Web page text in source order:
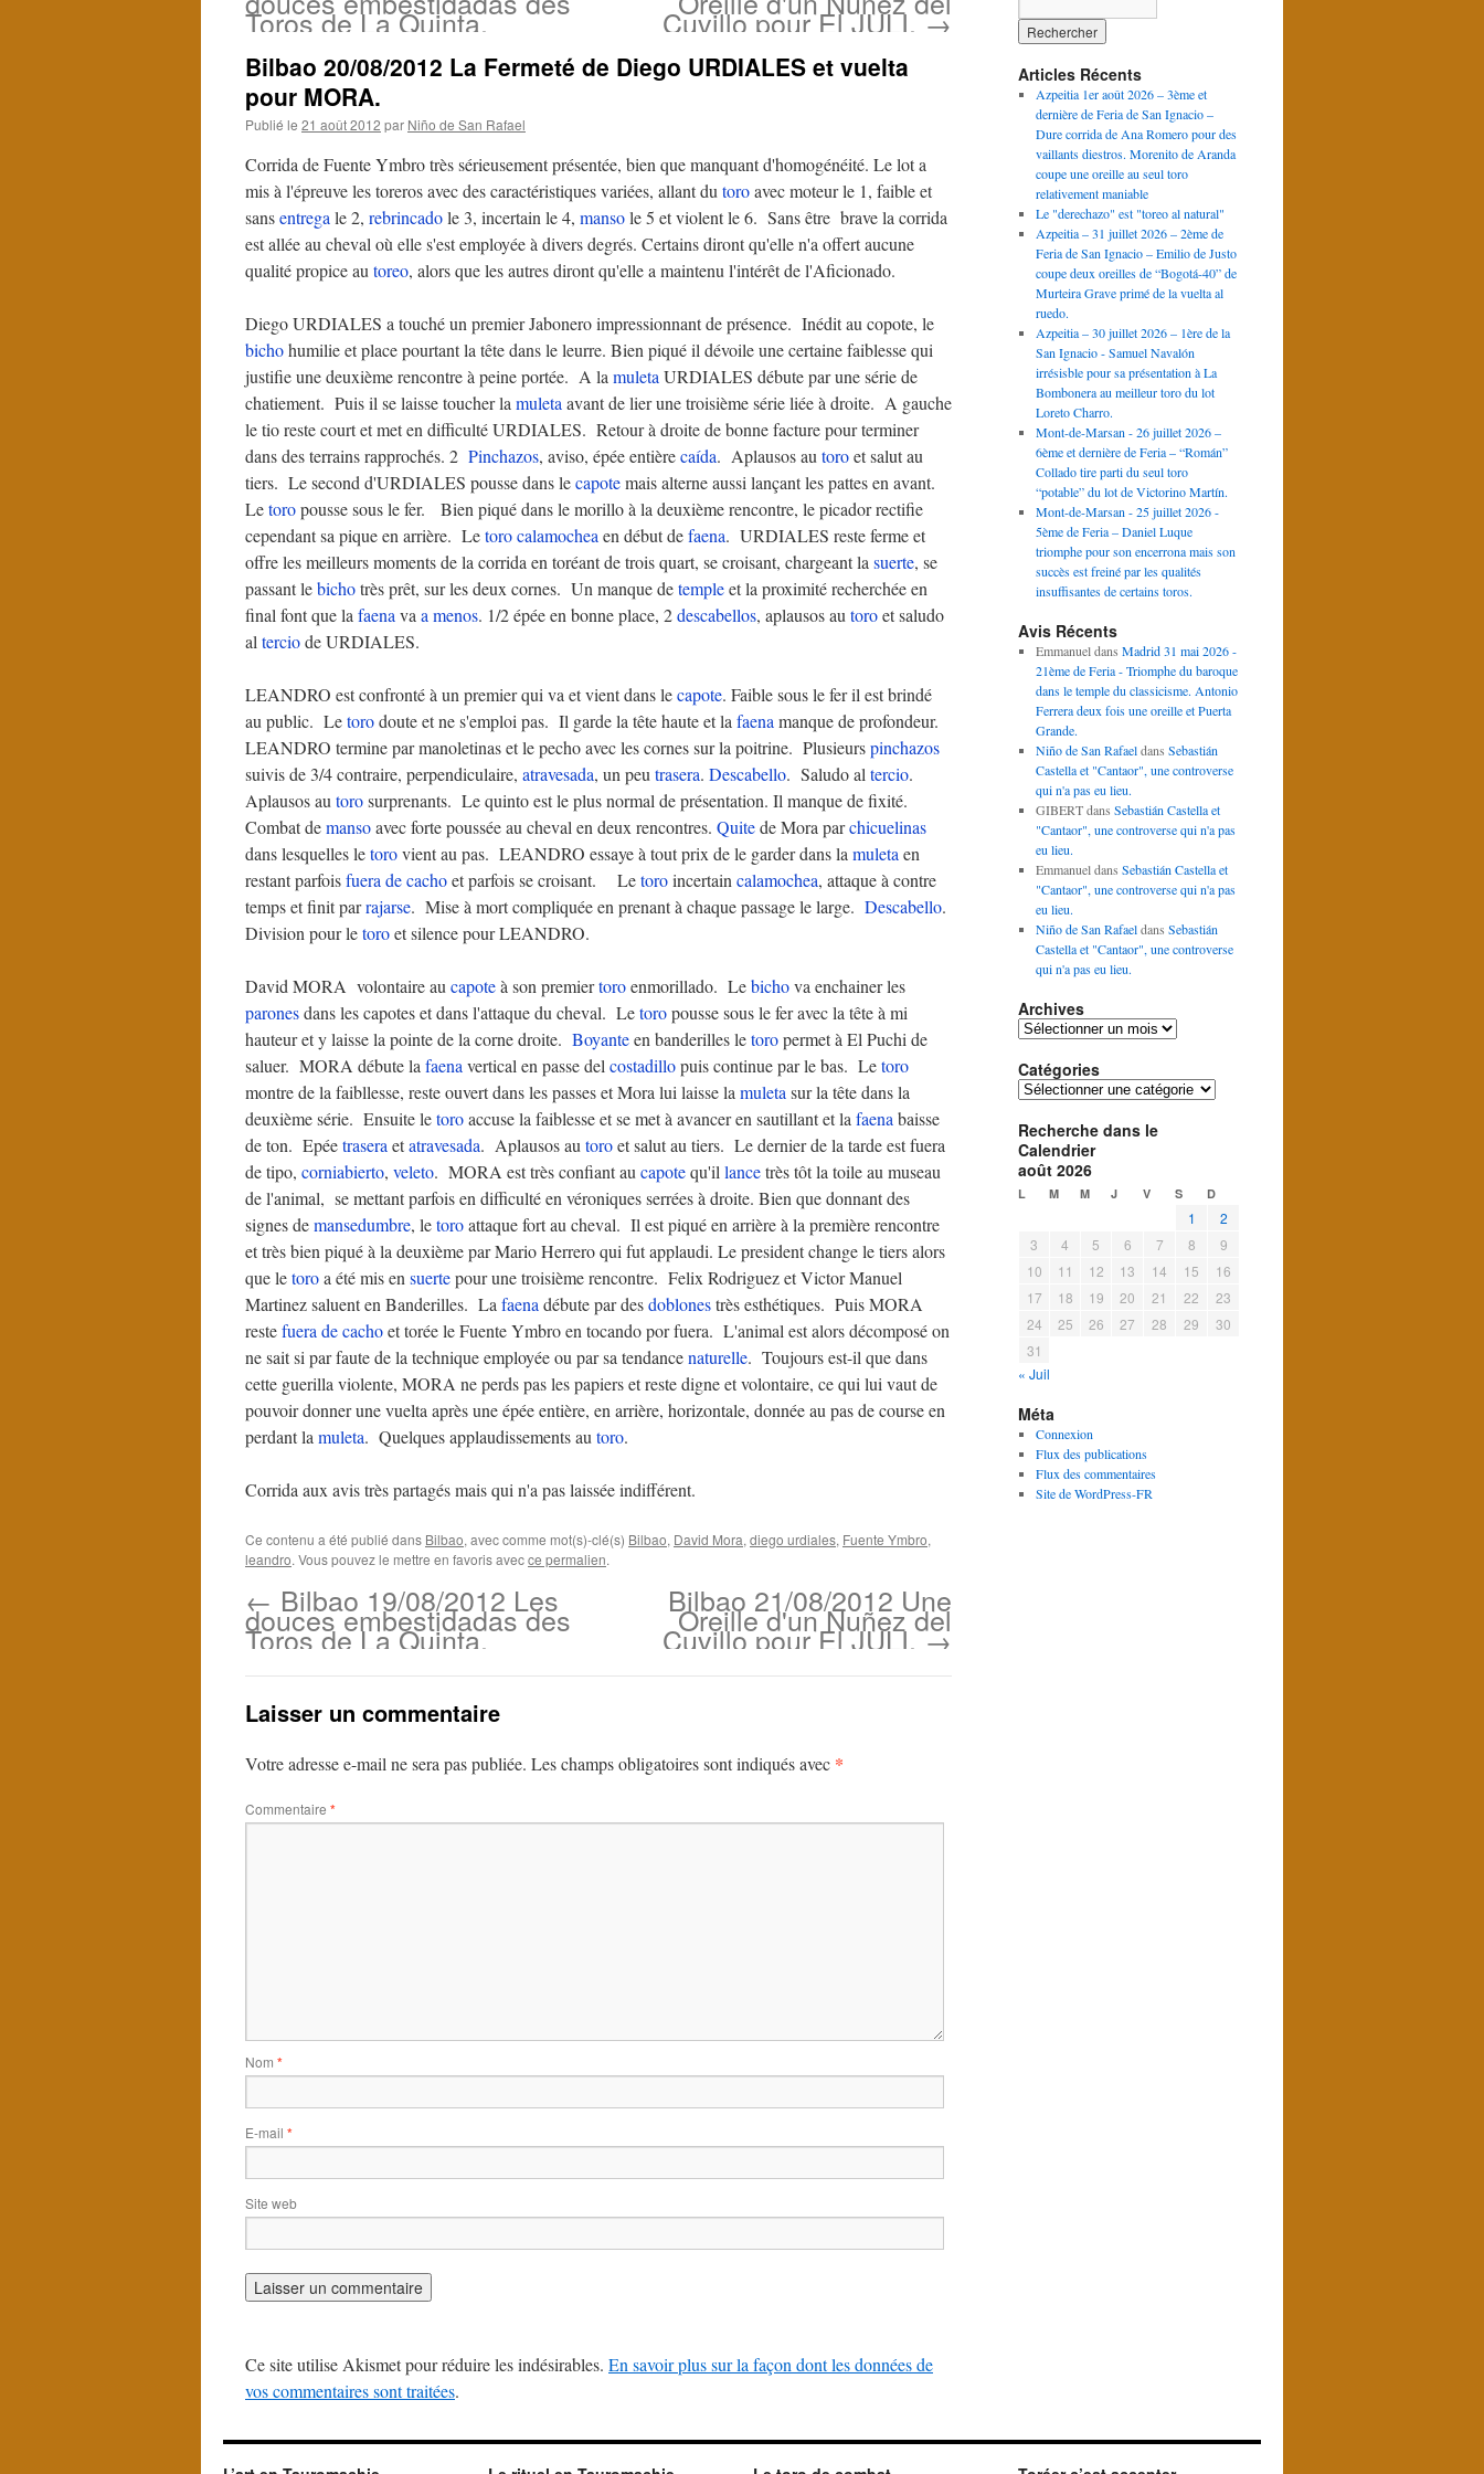
Toros de La Quinta. Cuvillo pour El JULI.→
Bilbao 20/08/2012 La Fermeté de Diego URDIALES et vuelta
pour MORA.
Publié le 21 août 2012 par Niño de San Rafael
Corrida de Fuente Ymbro très sérieusement présentée, bien que manquant d'homogénéité. Le lot a
mis à l'épreuve les toreros avec des caractéristiques variées, allant du toroavec moteur le 1, faible et
sansentrega le 2, rebrincadole 3, incertain le 4, mansole 5 et violent le 6. Sans être brave la corrida
est allée au cheval où elle s'est employée à divers degrés. Certains diront qu'elle n'a offert aucune
qualité propice au toreo, alors que les autres diront qu'elle a maintenu l'intérêt de l'Aficionado.
Diego URDIALES a touché un premier Jabonero impressionnant de présence. Inédit au copote, le
bichohumilie et place pourtant la tête dans le leurre. Bien piqué il dévoile une certaine faiblesse qui
justifie une deuxième rencontre à peine portée. A la muleta URDIALES débute par une série de
chatiement. Puis il se laisse toucher la muleta avant de lier une troisième série liée à droite. A gauche
le tio reste court et met en difficulté URDIALES. Retour à droite de bonne facture pour terminer
dans des terrains rapprochés. 2 Pinchazos, aviso, épée entièrecaída. Aplausos au toroet salut au
tiers. Le second d'URDIALES pousse dans lecapotemais alterne aussi lançant les pattes en avant.
Letoropousse sous le fer. Bien piqué dans le morillo à la deuxième rencontre, le picador rectifie
cependant sa pique en arrière. Letorocalamochea en début defaena. URDIALES reste ferme et
offre les meilleurs moments de la corrida en toréant de trois quart, se croisant, chargeant la suerte, se
passant lebichotrès prêt, sur les deux cornes. Un manque detempleet la proximité recherchée en
final font que la faena va a menos. 1/2 épée en bonne place, 2descabellos, aplausos au toroet saludo
al terciode URDIALES.
LEANDRO est confronté à un premier qui va et vient dans lecapote. Faible sous le fer il est brindé
au public. Letorodoute et ne s'emploi pas. Il garde la tête haute et la faena manque de profondeur.
LEANDRO termine par manoletinas et le pecho avec les cornes sur la poitrine. Plusieurspinchazos
suivis de 3/4 contraire, perpendiculaire, atravesada, un peu trasera. Descabello. Saludo al tercio.
Aplausos au torosurprenants. Le quinto est le plus normal de présentation. Il manque de fixité.
Combat demansoavec forte poussée au cheval en deux rencontres. Quitede Mora parchicuelinas
dans lesquelles letorovient au pas. LEANDRO essaye à tout prix de le garder dans la muleta en
restant parfoisfuera de cachoet parfois se croisant. Letoroincertain calamochea, attaque à contre
temps et finit parrajarse. Mise à mort compliquée en prenant à chaque passage le large. Descabello.
Division pour letoroet silence pour LEANDRO.
David MORA volontaire au capoteà son premiertoroenmorillado. Lebichova enchainer les
paronesdans les capotes et dans l'attaque du cheval. Letoropousse sous le fer avec la tête à mi
hauteur et y laisse la pointe de la corne droite. Boyanteen banderilles letoropermet à El Puchi de
saluer. MORA débute la faena vertical en passe del costadillopuis continue par le bas. Letoro
montre de la faibllesse, reste ouvert dans les passes et Mora lui laisse la muleta sur la tête dans la
deuxième série. Ensuite letoroaccuse la faiblesse et se met à avancer en sautillant et la faena baisse
de ton. Epéetrasera etatravesada. Aplausos au toroet salut au tiers. Le dernier de la tarde est fuera
de tipo, corniabierto, veleto. MORA est très confiant au capotequ'il lancetrès tôt la toile au museau
de l'animal, se mettant parfois en difficulté en véroniques serrées à droite. Bien que donnant des
signes demansedumbre, letoroattaque fort au cheval. Il est piqué en arrière à la première rencontre
et très bien piqué à la deuxième par Mario Herrero qui fut applaudi. Le president change le tiers alors
que letoroa été mis en suertepour une troisième rencontre. Felix Rodriguez et Victor Manuel
Martinez saluent en Banderilles. La faena débute par desdoblonestrès esthétiques. Puis MORA
restefuera de cachoet torée le Fuente Ymbro en tocando por fuera. L'animal est alors décomposé on
ne sait si par faute de la technique employée ou par sa tendancenaturelle. Toujours est-il que dans
cette guerilla violente, MORA ne perds pas les papiers et reste digne et volontaire, ce qui lui vaut de
pouvoir donner une vuelta après une épée entière, en arrière, horizontale, donnée au pas de course en
perdant la muleta. Quelques applaudissements au toro.
Corrida aux avis très partagés mais qui n'a pas laissée indifférent.
Ce contenu a été publié dans Bilbao, avec comme mot(s)-clé(s) Bilbao, David Mora, diego urdiales, Fuente Ymbro,
leandro. Vous pouvez le mettre en favoris avecce permalien.
← Bilbao 19/08/2012 Les
douces embestidadas des
Toros de La Quinta.
Bilbao 21/08/2012 Une
Oreille d'un Nuñez del
Cuvillo pour El JULI.→
Laisser un commentaire
Votre adresse e-mail ne sera pas publiée. Les champs obligatoires sont indiqués avec *
Commentaire *
Nom *
E-mail *
Site web
Ce site utilise Akismet pour réduire les indésirables. En savoir plus sur la façon dont les données de
vos commentaires sont traitées.
Articles Récents
Azpeitia 1er août 2026 – 3ème et
dernière de Feria de San Ignacio –
Dure corrida de Ana Romero pour des
vaillants diestros. Morenito de Aranda
coupe une oreille au seul toro
relativement maniable
Le "derechazo" est "toreo al natural"
Azpeitia – 31 juillet 2026 – 2ème de
Feria de San Ignacio – Emilio de Justo
coupe deux oreilles de “Bogotá-40” de
Murteira Grave primé de la vuelta al
ruedo.
Azpeitia – 30 juillet 2026 – 1ère de la
San Ignacio - Samuel Navalón
irrésisble pour sa présentation à La
Bombonera au meilleur toro du lot
Loreto Charro.
Mont-de-Marsan - 26 juillet 2026 –
6ème et dernière de Feria – “Román”
Collado tire parti du seul toro
“potable” du lot de Victorino Martín.
Mont-de-Marsan - 25 juillet 2026 -
5ème de Feria – Daniel Luque
triomphe pour son encerrona mais son
succès est freiné par les qualités
insuffisantes de certains toros.
Avis Récents
Emmanueldans Madrid 31 mai 2026 -
21ème de Feria - Triomphe du baroque
dans le temple du classicisme. Antonio
Ferrera deux fois une oreille et Puerta
Grande.
Niño de San Rafaeldans Sebastián
Castella et "Cantaor", une controverse
qui n'a pas eu lieu.
GIBERTdans Sebastián Castella et
"Cantaor", une controverse qui n'a pas
eu lieu.
Emmanueldans Sebastián Castella et
"Cantaor", une controverse qui n'a pas
eu lieu.
Niño de San Rafaeldans Sebastián
Castella et "Cantaor", une controverse
qui n'a pas eu lieu.
Archives
Archives
Catégories
Catégories
Recherche dans le
Calendrier
août 2026
L M M J V S D
1
2
3
4 5 6 7 8
9
10
11 12 13 14 15
16
17
18 19 20 21 22
23
24
25 26 27 28 29
30
31
« Juil
Méta
Connexion
Flux des publications
Flux des commentaires
Site de WordPress-FR